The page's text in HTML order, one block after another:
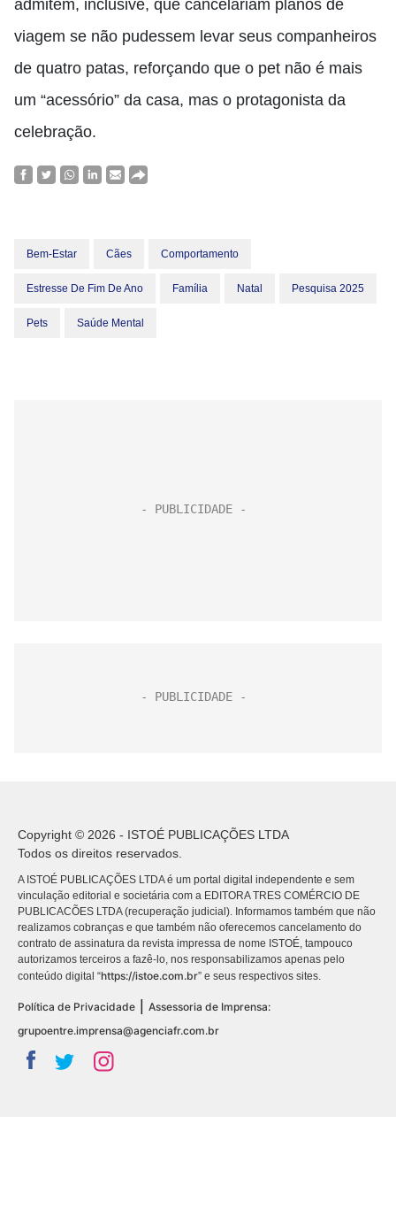
admitem, inclusive, que cancelariam planos de
viagem se não pudessem levar seus companheiros
de quatro patas, reforçando que o pet não é mais
um “acessório” da casa, mas o protagonista da
celebração.
Bem-Estar Cães Comportamento
Estresse De Fim De Ano Família Natal Pesquisa 2025
Pets Saúde Mental
Copyright © 2026 - ISTOÉ PUBLICAÇÕES LTDA
Todos os direitos reservados.
A ISTOÉ PUBLICAÇÕES LTDA é um portal digital independente e sem
vinculação editorial e societária com a EDITORA TRES COMÉRCIO DE
PUBLICACÕES LTDA (recuperação judicial). Informamos também que não
realizamos cobranças e que também não oferecemos cancelamento do
contrato de assinatura da revista impressa de nome ISTOÉ, tampouco
autorizamos terceiros a fazê-lo, nos responsabilizamos apenas pelo
conteúdo digital “https://istoe.com.br” e seus respectivos sites.
Política de Privacidade
Assessoria de Imprensa:
grupoentre.imprensa@agenciafr.com.br